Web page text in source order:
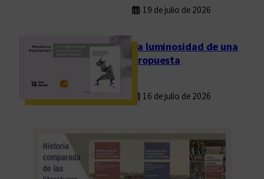
n
c
b
e
19 de julio de 2026
La luminosidad de una
propuesta
16 de julio de 2026